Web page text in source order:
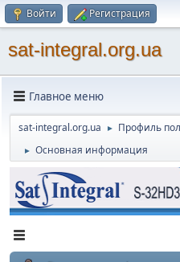
Войти Регистрация
sat-integral.org.ua
Главное меню
sat-integral.org.ua ► Профиль
► Основная информация